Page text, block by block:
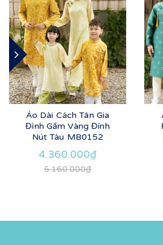
Áo Dài Cách Tân Gia
Đình Gấm Vàng Đính
Nút Tàu MB0152
4.360.000₫
5.160.000₫